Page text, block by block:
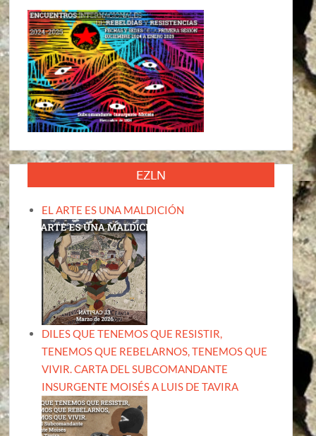
EZLN
EL ARTE ES UNA MALDICIÓN
DILES QUE TENEMOS QUE RESISTIR,
TENEMOS QUE REBELARNOS, TENEMOS QUE
VIVIR. CARTA DEL SUBCOMANDANTE
INSURGENTE MOISÉS A LUIS DE TAVIRA